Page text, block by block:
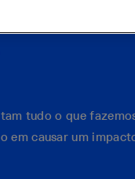
tudo o que
em causar um